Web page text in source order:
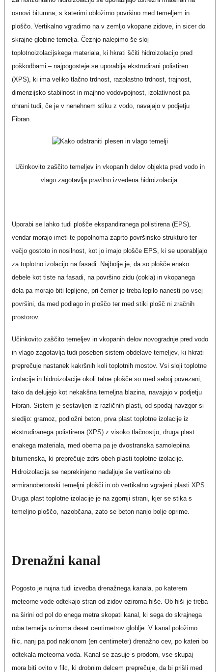
osnovi bitumna, s katerimi obložimo površino med temeljem in
ploščo. Vertikalno vgradimo na v zemljo vkopane zidove, in sicer do
skrajne globine temelja. Čeznjo nalepimo še sloj
toplotnoizolacijskega materiala, ki hkrati ščiti hidroizolacijo pred
poškodbami – najpogosteje se uporablja ekstrudirani polistiren
(XPS), ki ima veliko tlačno trdnost, razplastno trdnost, trajnost,
dimenzijsko stabilnost in majhno vodovpojnost, izolativnost pa
ohrani tudi, če je v nenehnem stiku z vodo, navajajo v podjetju
Fibran.
Učinkovito zaščito temeljev in vkopanih delov objekta pred vodo in
vlago zagotavlja pravilno izvedena hidroizolacija.
Uporabi se lahko tudi plošče ekspandiranega polistirena (EPS),
vendar morajo imeti te popolnoma zaprto površinsko strukturo ter
večjo gostoto in nosilnost, kot jo imajo plošče EPS, ki se uporabljajo
za toplotno izolacijo na fasadi. Najbolje je, da so plošče enako
debele kot tiste na fasadi, na površino zidu (cokla) in vkopanega
dela pa morajo biti lepljene, pri čemer je treba lepilo nanesti po vsej
površini, da med podlago in ploščo ter med stiki plošč ni zračnih
prostorov.
Učinkovito zaščito temeljev in vkopanih delov novogradnje pred vodo
in vlago zagotavlja tudi poseben sistem obdelave temeljev, ki hkrati
preprečuje nastanek kakršnih koli toplotnih mostov. Vsi sloji toplotne
izolacije in hidroizolacije okoli talne plošče so med seboj povezani,
tako da delujejo kot nekakšna temeljna blazina, navajajo v podjetju
Fibran. Sistem je sestavljen iz različnih plasti, od spodaj navzgor si
sledijo: gramoz, podložni beton, prva plast toplotne izolacije iz
ekstrudiranega polistirena (XPS) z visoko tlačnostjo, druga plast
enakega materiala, med obema pa je dvostranska samolepilna
bitumenska, ki preprečuje zdrs obeh plasti toplotne izolacije.
Hidroizolacija se neprekinjeno nadaljuje še vertikalno ob
armiranobetonski temeljni plošči in ob vertikalno vgrajeni plasti XPS.
Druga plast toplotne izolacije je na zgornji strani, kjer se stika s
temeljno ploščo, nazobčana, zato se beton nanjo bolje oprime.
Drenažni kanal
Pogosto je nujna tudi izvedba drenažnega kanala, po katerem
meteorne vode odtekajo stran od zidov oziroma hiše. Ob hiši je treba
na širini od pol do enega metra skopati kanal, ki sega do skrajnega
roba temelja oziroma deset centimetrov globlje. V kanal položimo
filc, nanj pa pod naklonom (en centimeter) drenažno cev, po kateri bo
odtekala meteorna voda. Kanal se zasuje s prodom, vse skupaj
mora biti ovito v filc, ki drobnim delcem preprečuje, da bi prišli med